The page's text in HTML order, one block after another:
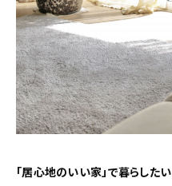
「居心地のいい家」で暮らしたい